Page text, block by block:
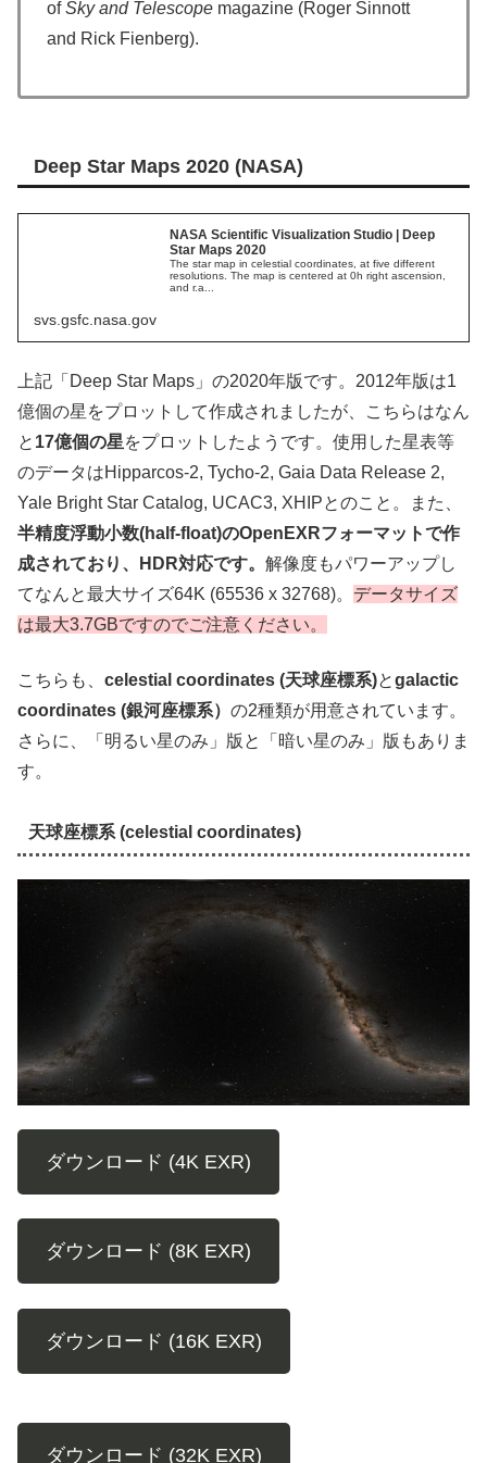
ofSky and Telescope magazine (Roger Sinnott
and Rick Fienberg).
Deep Star Maps 2020 (NASA)
NASA Scientific Visualization Studio | Deep
Star Maps 2020
The star map in celestial coordinates, at five different
resolutions. The map is centered at 0h right ascension,
and r.a...
svs.gsfc.nasa.gov
上記「Deep Star Maps」の2020年版です。2012年版は1
億個の星をプロットして作成されましたが、こちらはなん
と 17億個の星をプロットしたようです。使用した星表等
のデータはHipparcos-2, Tycho-2, Gaia Data Release 2,
Yale Bright Star Catalog, UCAC3, XHIPとのこと。また、
半精度浮動小数(half-float)のOpenEXRフォーマットで作
成されており、HDR対応です。 解像度もパワーアップし
てなんと最大サイズ64K (65536 x 32768)。 データサイズ
は最大3.7GBですのでご注意ください。
こちらも、 celestial coordinates (天球座標系)とgalactic
coordinates (銀河座標系） の2種類が用意されています。
さらに、「明るい星のみ」版と「暗い星のみ」版もありま
す。
天球座標系 (celestial coordinates)
ダウンロード (4K EXR)
ダウンロード (8K EXR)
ダウンロード (16K EXR)
ダウンロード (32K EXR)